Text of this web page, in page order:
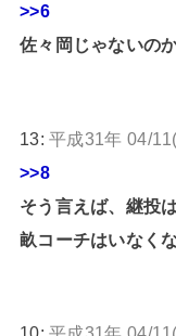
>>6
佐々岡じゃないの
13:平成31年 04/
>>8
そう言えば、継投
畝コーチはいなく